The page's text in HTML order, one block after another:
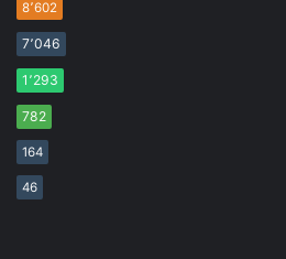
8٬602
7٬046
1٬293
782
164
46